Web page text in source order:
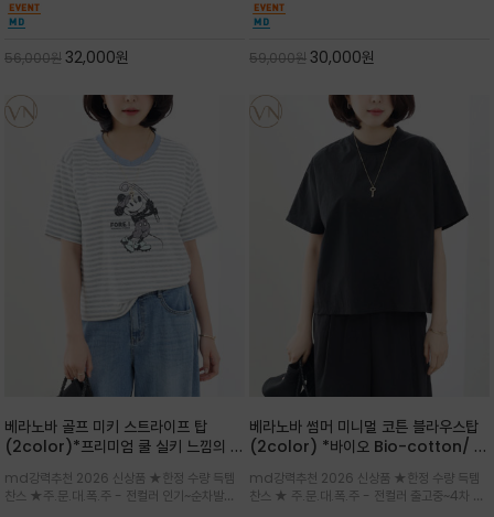
있는 드롭숄더와 7부 소매가 더해져 팔 라인을
자연스럽게 커버해주는 아이템/얇고 가벼운 터
치감으로 편안
56,000원32,000원
유 있는 핏과 경쾌한 기장감이 자연스럽게 체형
을 커버/빈티지한 레터링 프린트가 은근한 포인
트가 되어 데님이나 린넨 팬츠와 감
59,000원30,000원
베라노바 골프 미키 스트라이프 탑
(2color)*프리미엄 쿨 실키 느낌의 폴
내 ★골프 미키티 포함 구매및 20만원
넘는 구매고객님께는 타이틀리스트 베라
md강력추천 2026 신상품 ★한정 수량 득템
찬스 ★주.문.대.폭.주 - 전컬러 인기~순차발송
베라노바 썸머 미니멀 코튼 블라우스탑
(2color) *바이오 Bio-cotton/ 시
럼 편안하지만 블라우스처럼 단정한 무
드가 느껴지는 코튼 블라우스 탑
md강력추천 2026 신상품 ★한정 수량 득템
찬스 ★ 주.문.대.폭.주 - 전컬러 출고중~4차 리